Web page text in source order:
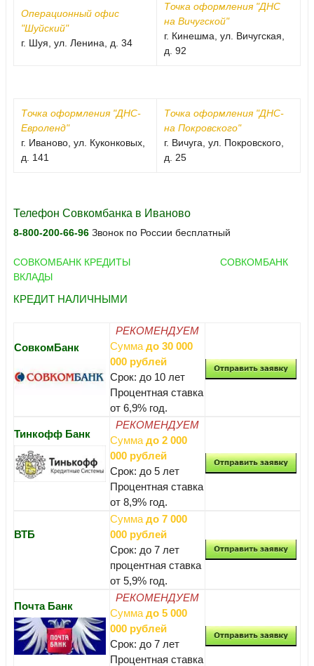
Операционный офис
"Шуйский"
г. Шуя, ул. Ленина, д. 34
Точка оформления "ДНС
на Вичугской"
г. Кинешма, ул. Вичугская,
д. 92
Точка оформления "ДНС-
Евроленд"
г. Иваново, ул. Куконковых,
д. 141
Точка оформления "ДНС-
на Покровского"
г. Вичуга, ул. Покровского,
д. 25
Телефон Совкомбанка в Иваново
8-800-200-66-96 Звонок по России бесплатный
СОВКОМБАНК КРЕДИТЫ
СОВКОМБАНК
ВКЛАДЫ
КРЕДИТ НАЛИЧНЫМИ
СовкомБанк
РЕКОМЕНДУЕМ
Сумма до 30 000
000 рублей
Срок: до 10 лет
Процентная ставка
от 6,9% год.
Тинкофф Банк
РЕКОМЕНДУЕМ
Сумма до 2 000
000 рублей
Срок: до 5 лет
Процентная ставка
от 8,9% год.
ВТБ
Сумма до 7 000
000 рублей
Срок: до 7 лет
процентная ставка
от 5,9% год.
Почта Банк
РЕКОМЕНДУЕМ
Сумма до 5 000
000 рублей
Срок: до 7 лет
Процентная ставка